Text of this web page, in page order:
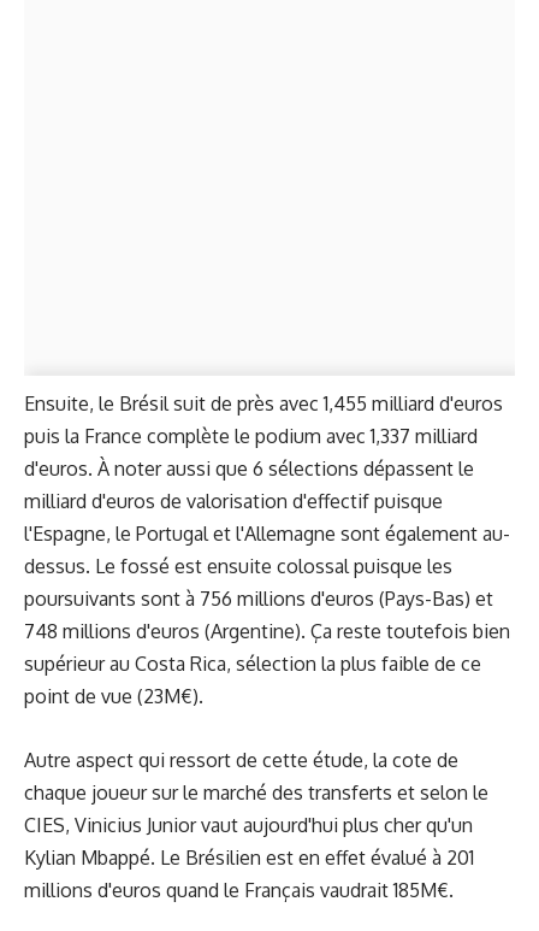
Ensuite, le Brésil suit de près avec 1,455 milliard d'euros
puis la France complète le podium avec 1,337 milliard
d'euros. À noter aussi que 6 sélections dépassent le
milliard d'euros de valorisation d'effectif puisque
l'Espagne, le Portugal et l'Allemagne sont également au-
dessus. Le fossé est ensuite colossal puisque les
poursuivants sont à 756 millions d'euros (Pays-Bas) et
748 millions d'euros (Argentine). Ça reste toutefois bien
supérieur au Costa Rica, sélection la plus faible de ce
point de vue (23M€).
Autre aspect qui ressort de cette étude, la cote de
chaque joueur sur le marché des transferts et selon le
CIES, Vinicius Junior vaut aujourd'hui plus cher qu'un
Kylian Mbappé. Le Brésilien est en effet évalué à 201
millions d'euros quand le Français vaudrait 185M€.